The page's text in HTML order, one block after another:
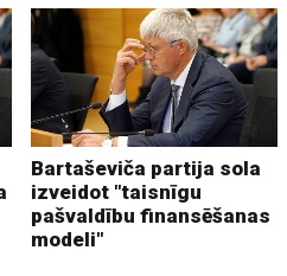
Bartaševiča partija sola
izveidot "taisnīgu
pašvaldību finansēšanas
modeli"